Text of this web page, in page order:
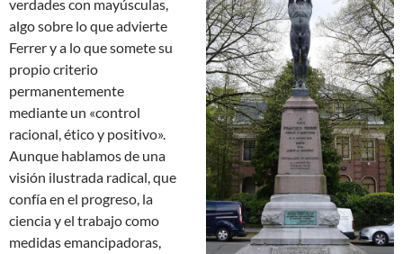
verdades con mayúsculas,
algo sobre lo que advierte
Ferrer y a lo que somete su
propio criterio
permanentemente
mediante un «control
racional, ético y positivo».
Aunque hablamos de una
visión ilustrada radical, que
confía en el progreso, la
ciencia y el trabajo como
medidas emancipadoras,